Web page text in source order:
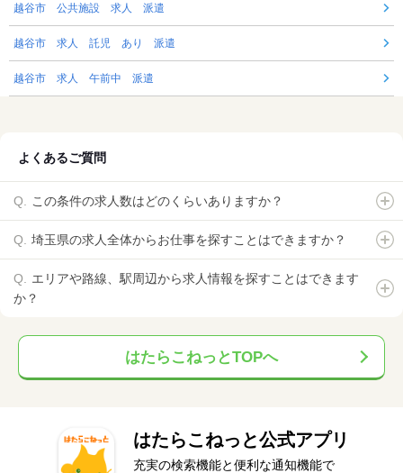
越谷市 公共施設 求人 派遣
越谷市 求人 託児 あり 派遣
越谷市 求人 午前中 派遣
よくあるご質問
この条件の求人数はどのくらいありますか？
埼玉県の求人全体からお仕事を探すことはできますか？
エリアや路線、駅周辺から求人情報を探すことはできます
か？
はたらこねっとTOPへ
はたらこねっと公式アプリ
充実の検索機能と便利な通知機能で